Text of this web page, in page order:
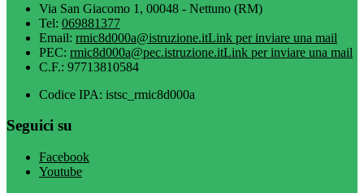
Via San Giacomo 1, 00048 - Nettuno (RM)
Tel: 069881377
Email: rmic8d000a@istruzione.itLink per inviare una mail
PEC: rmic8d000a@pec.istruzione.itLink per inviare una mail
C.F.: 97713810584
Codice IPA: istsc_rmic8d000a
Seguici su
Facebook
Youtube